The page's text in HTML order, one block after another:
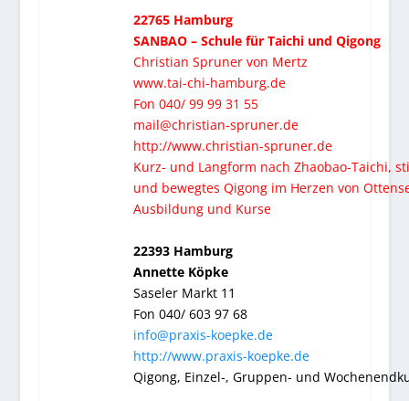
22765 Hamburg
SANBAO – Schule für Taichi und Qigong
Christian Spruner von Mertz
www.tai-chi-hamburg.de
Fon 040/ 99 99 31 55
mail@christian-spruner.de
http://www.christian-spruner.de
Kurz- und Langform nach Zhaobao-Taichi,
und bewegtes Qigong im Herzen von
Ausbildung und Kurse
22393 Hamburg
Annette Köpke
Saseler Markt 11
Fon 040/ 603 97 68
info@praxis-koepke.de
http://www.praxis-koepke.de
Qigong, Einzel-, Gruppen- und